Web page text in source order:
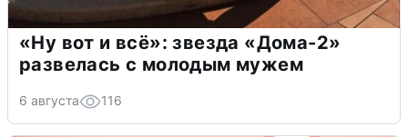
«Ну вот и всё»: звезда «Дома-2»
развелась с молодым мужем
6 августа 116